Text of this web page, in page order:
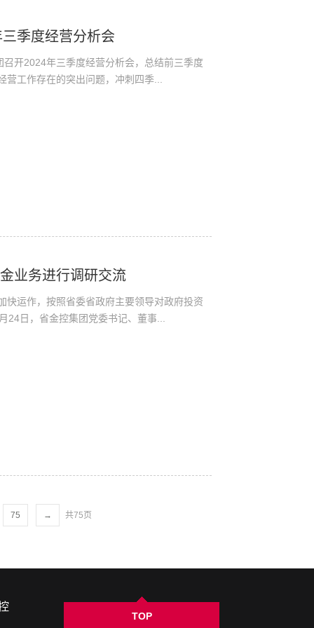
季度经营分析会
开2024年三季度经营分析会，总结前三季度
工作存在的突出问题，冲刺四季...
业务进行调研交流
快运作，按照省委省政府主要领导对政府投资
24日，省金控集团党委书记、董事...
75 → 共75页
TOP